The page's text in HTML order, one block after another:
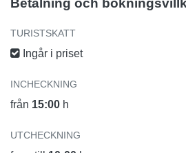
Betalning och
TURISTSKATT
Ingår i priset
INCHECKNING
från 15:00 h
UTCHECKNING